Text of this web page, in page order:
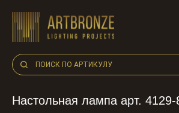
content
Настольная лампа арт. 4129-